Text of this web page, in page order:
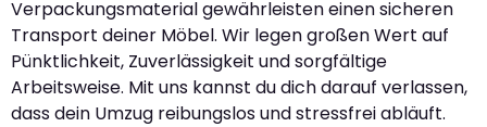
Verpackungsmaterial gewährleisten einen sicheren
Transport deiner Möbel. Wir legen großen Wert auf
Pünktlichkeit, Zuverlässigkeit und sorgfältige
Arbeitsweise. Mit uns kannst du dich darauf verlassen,
dass dein Umzug reibungslos und stressfrei abläuft.